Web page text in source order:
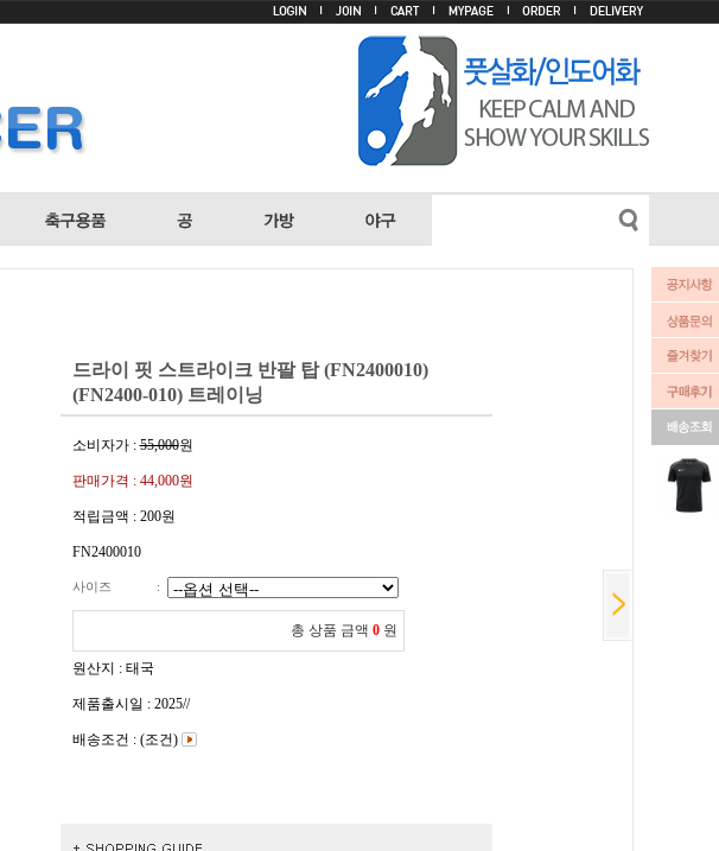
드라이 핏 스트라이크 반팔 탑 (FN2400010)
(FN2400-010) 트레이닝
소비자가 :55,000원
판매가격 : 44,000원
적립금액 : 200원
FN2400010
사이즈 :
총 상품 금액 0 원
원산지 : 태국
제품출시일 : 2025//
배송조건 : (조건)